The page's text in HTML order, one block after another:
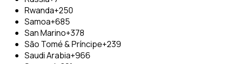
Rwanda+250
Samoa+685
San Marino+378
São Tomé & Príncipe+239
Saudi Arabia+966